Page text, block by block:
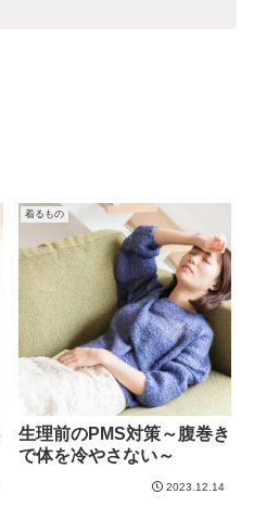
着るもの
生理前のPMS対策～腹巻き
で体を冷やさない～
2023.12.14